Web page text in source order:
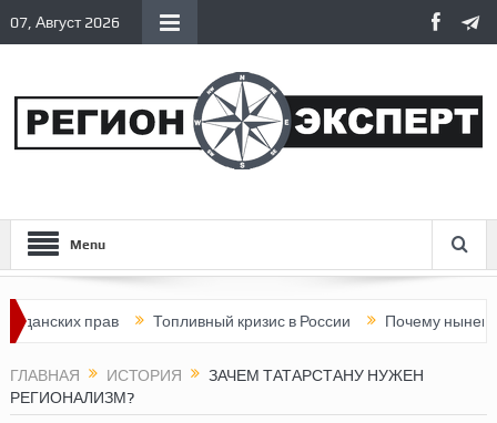
07, Август 2026
Menu
прав Топливный кризис в России Почему нынешняя
ГЛАВНАЯ ИСТОРИЯ
ЗАЧЕМ ТАТАРСТАНУ НУЖЕН
РЕГИОНАЛИЗМ?